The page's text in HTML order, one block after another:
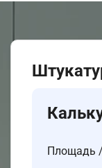
Площадь